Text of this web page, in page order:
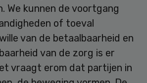
We kunnen de voortgang
of toeval
van de betaalbaarheid en
van de zorg is er
vraagt erom dat partijen in